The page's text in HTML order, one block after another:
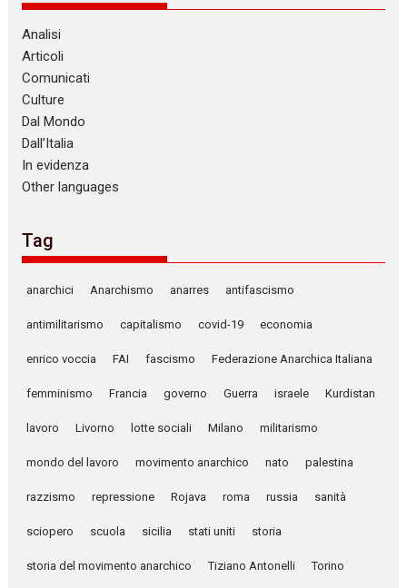
Analisi
Articoli
Comunicati
Culture
Dal Mondo
Dall’Italia
In evidenza
Other languages
Tag
anarchici Anarchismo anarres antifascismo
antimilitarismo capitalismo covid-19 economia
enrico voccia FAI fascismo Federazione Anarchica Italiana
femminismo Francia governo Guerra israele Kurdistan
lavoro Livorno lotte sociali Milano militarismo
mondo del lavoro movimento anarchico nato palestina
razzismo repressione Rojava roma russia sanità
sciopero scuola sicilia stati uniti storia
storia del movimento anarchico Tiziano Antonelli Torino